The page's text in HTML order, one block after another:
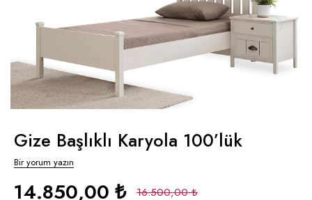
Gize Başlıklı Karyola 100’lük
Bir yorum yazın
16.500,00₺
14.850,00 ₺